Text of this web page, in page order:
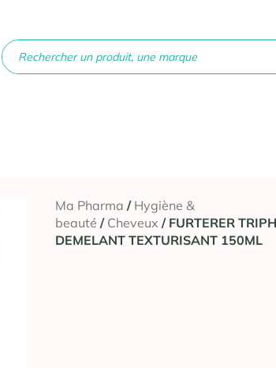
Ma Pharma / Hygiène &
beauté / Cheveux / FURTERER
DEMELANT TEXTURISANT 150ML